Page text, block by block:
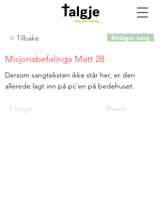
< Tilbake
Dersom sangteksten ikke står her, er den
allerede lagt inn på pc'en på bedehuset.
Forrige Neste
Misjonsbefalinga Matt 28
Rediger sang